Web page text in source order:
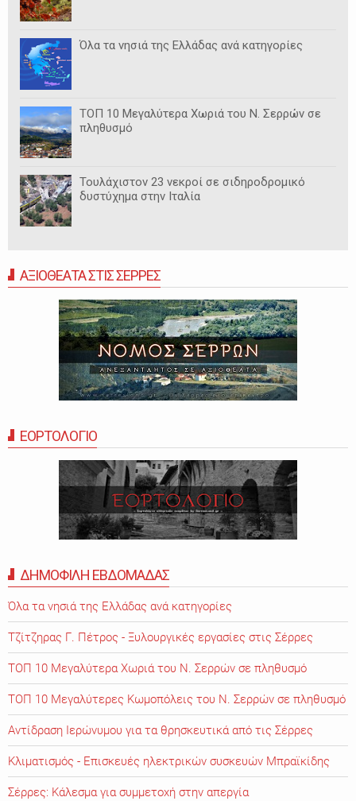
Όλα τα νησιά της Ελλάδας ανά κατηγορίες
ΤΟΠ 10 Μεγαλύτερα Χωριά του Ν. Σερρών σε
πληθυσμό
Τουλάχιστον 23 νεκροί σε σιδηροδρομικό
δυστύχημα στην Ιταλία
ΑΞΙΟΘΕΑΤΑ ΣΤΙΣ ΣΕΡΡΕΣ
ΕΟΡΤΟΛΟΓΙΟ
ΔΗΜΟΦΙΛΗ ΕΒΔΟΜΑΔΑΣ
Όλα τα νησιά της Ελλάδας ανά κατηγορίες
Τζίτζηρας Γ. Πέτρος - Ξυλουργικές εργασίες στις Σέρρες
ΤΟΠ 10 Μεγαλύτερα Χωριά του Ν. Σερρών σε πληθυσμό
ΤΟΠ 10 Μεγαλύτερες Κωμοπόλεις του Ν. Σερρών σε πληθυσμό
Αντίδραση Ιερώνυμου για τα θρησκευτικά από τις Σέρρες
Κλιματισμός - Επισκευές ηλεκτρικών συσκευών Μπραϊκίδης
Σέρρες: Κάλεσμα για συμμετοχή στην απεργία